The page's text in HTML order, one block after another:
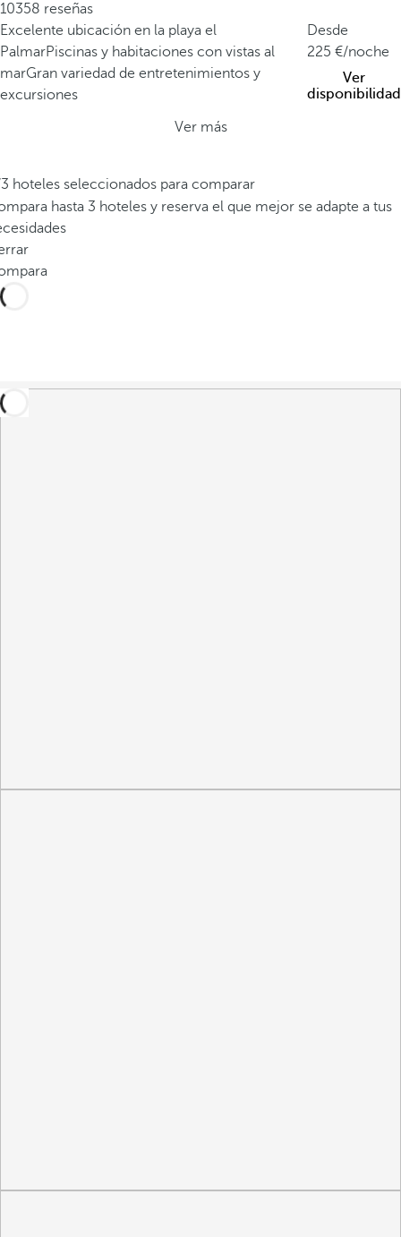
10358 reseñas
Excelente ubicación en la playa el
PalmarPiscinas y habitaciones con vistas al
marGran variedad de entretenimientos y
excursiones
Desde
225
/noche
Ver
disponibilidad
Ver más
hoteles seleccionados para comparar
hasta 3 hoteles y reserva el que mejor se adapte a tus